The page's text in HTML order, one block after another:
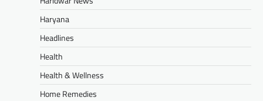
Haryana
Headlines
Health
Health & Wellness
Home Remedies